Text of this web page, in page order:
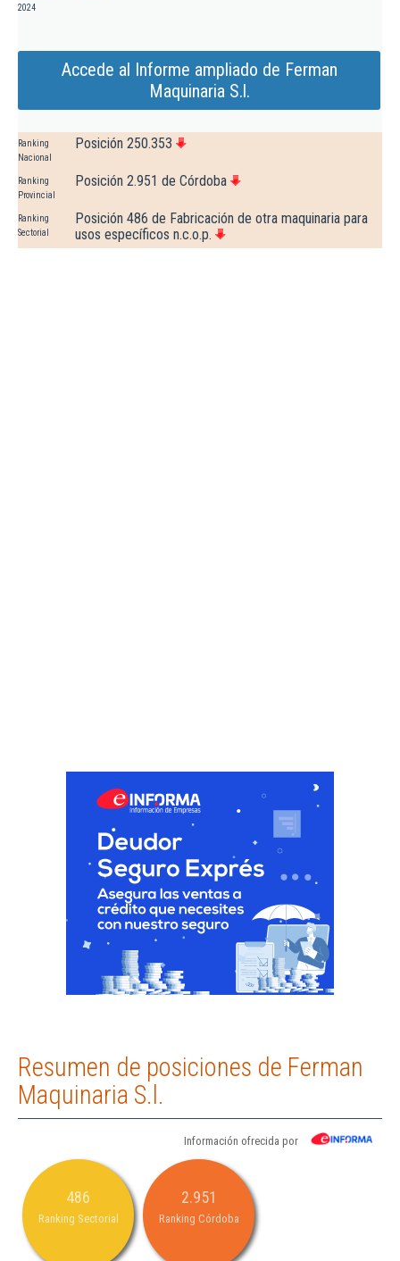
2024
Accede al Informe ampliado de Ferman
Maquinaria S.l.
Ranking
Nacional
Posición 250.353
Ranking
Provincial
Posición 2.951 de Córdoba
Ranking
Sectorial
Posición 486 de Fabricación de otra maquinaria para
usos específicos n.c.o.p.
Resumen de posiciones de Ferman
Maquinaria S.l.
Información ofrecida por
486
Ranking Sectorial
2.951
Ranking Córdoba